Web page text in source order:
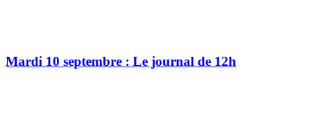
Mardi 10 septembre : Le journal de 12h